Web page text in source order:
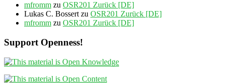
mfromm zu OSR201 Zurück [DE]
Lukas C. Bossert zu OSR201 Zurück [DE]
mfromm zu OSR201 Zurück [DE]
Support Openness!